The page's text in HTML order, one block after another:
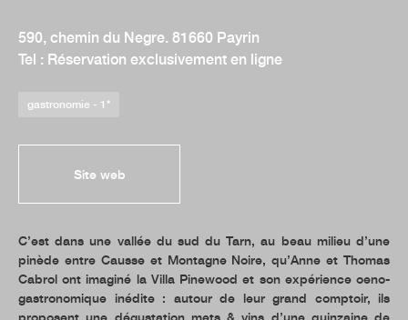
590, chemin du Negre. 81660 Payrin
Tel : Réservation exclusivement en ligne
gastronomie - 1*
Site web
C’est dans une vallée du sud du Tarn, au beau milieu d’une
pinède entre Causse et Montagne Noire, qu’Anne et Thomas
Cabrol ont imaginé la Villa Pinewood et son expérience oeno-
gastronomique inédite : autour de leur grand comptoir, ils
proposent une dégustation mets & vins d’une quinzaine de